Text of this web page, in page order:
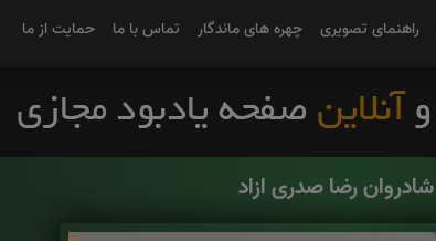
راهنمای تصویری چهره های ماندگار تماس با ما حمایت از ما
شادروان رضا صدری ازاد